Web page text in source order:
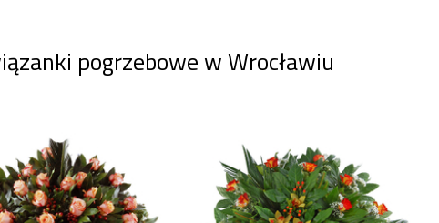
pogrzebowe w Wrocławiu